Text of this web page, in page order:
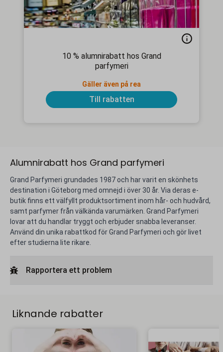
10 % alumnirabatt hos Grand
parfymeri
Gäller även på rea
Till rabatten
Alumnirabatt hos Grand parfymeri
Grand Parfymeri grundades 1987 och har varit en skönhets
destination i Göteborg med omnejd i över 30 år. Via deras e-
butik finns ett välfyllt produktsortiment inom hår- och hudvård,
samt parfymer från välkända varumärken. Grand Parfymeri
lovar att du handlar tryggt och erbjuder snabba leveranser.
Använd din unika rabattkod för Grand Parfymeri och gör livet
efter studierna lite rikare.
Rapportera ett problem
Liknande rabatter